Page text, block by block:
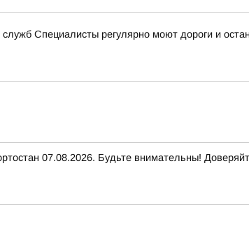
Специалисты регулярно моют дороги и
07.08.2026. Будьте внимательны!